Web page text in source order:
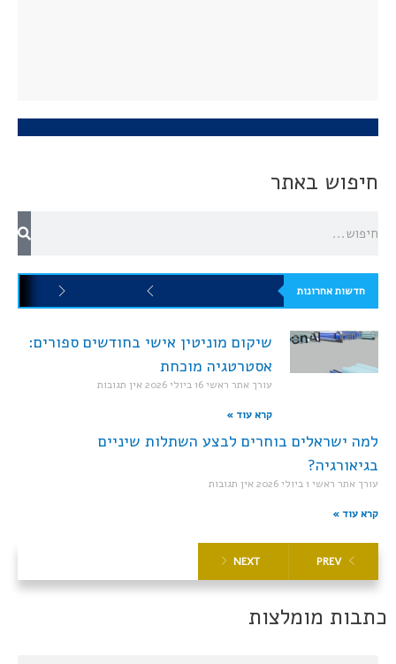
חיפוש באתר
חדשות אחרונות
שיקום מוניטין אישי בחודשים ספורים:
אסטרטגיה מוכחת
עורך אתר ראשי16 ביולי 2026 אין תגובות
קרא עוד »
למה ישראלים בוחרים לבצע השתלות שיניים
בגיאורגיה?
עורך אתר ראשי 1 ביולי 2026 אין תגובות
קרא עוד »
PREV
NEXT
כתבות מומלצות